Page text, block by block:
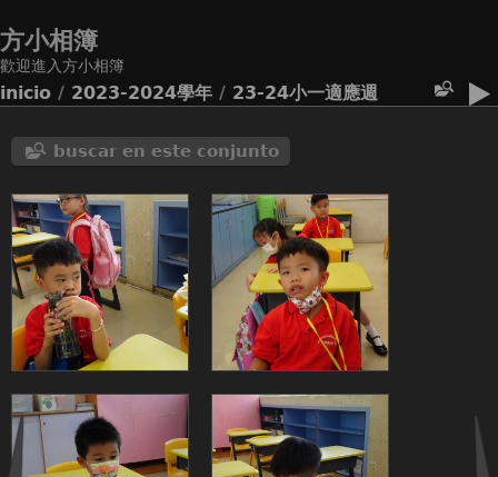
方小相簿
歡迎進入方小相簿
inicio / 2023-2024學年 / 23-24小一適應週
buscar en este conjunto